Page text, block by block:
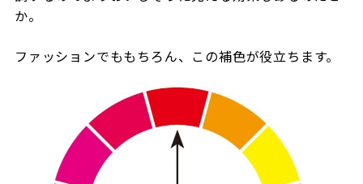
か。
ファッションでももちろん、この補色が役立ちます。